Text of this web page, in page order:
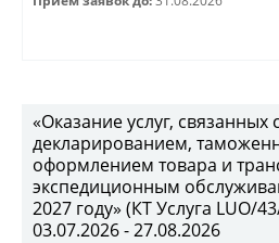
«Оказание услуг, связанных с
декларированием,
оформлением товара и
экспедиционным
2027 году» (КТ Услуга LUO/
03.07.2026 - 27.08.2026